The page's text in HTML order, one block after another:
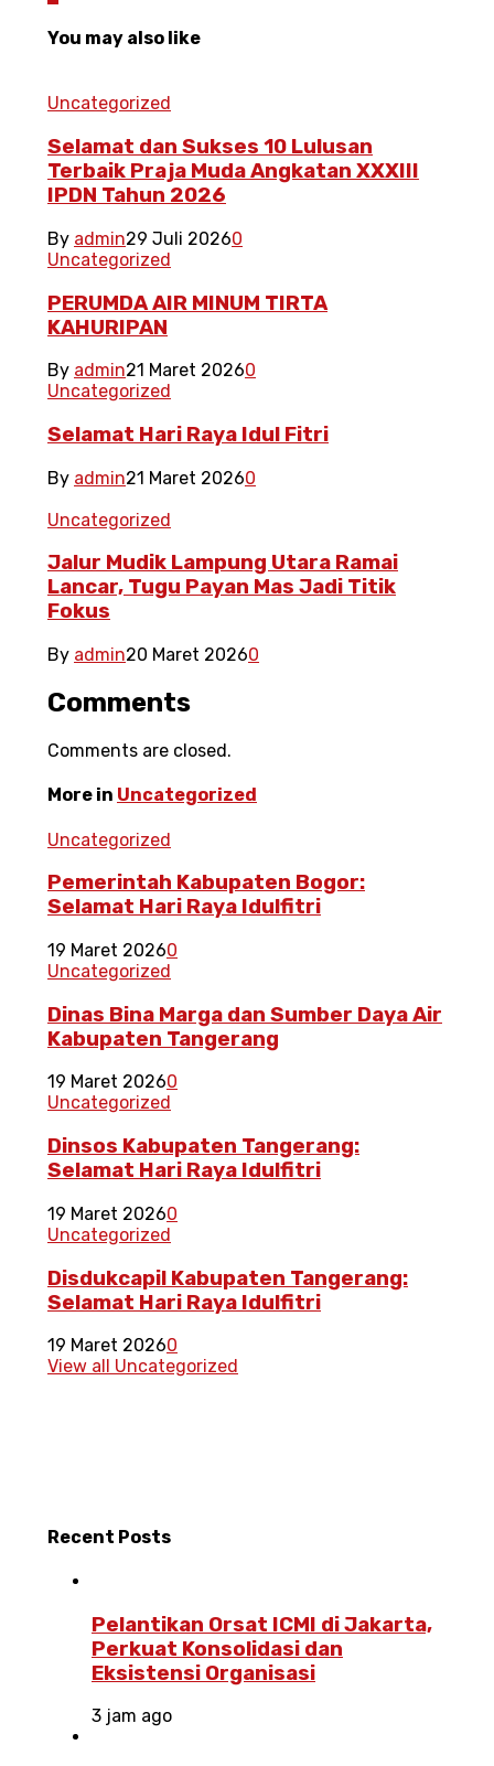
You may also like
Uncategorized
Selamat dan Sukses 10 Lulusan
Terbaik Praja Muda Angkatan XXXIII
IPDN Tahun 2026
By admin29 Juli 20260
Uncategorized
PERUMDA AIR MINUM TIRTA
KAHURIPAN
By admin21 Maret 20260
Uncategorized
Selamat Hari Raya Idul Fitri
By admin21 Maret 20260
Uncategorized
Jalur Mudik Lampung Utara Ramai
Lancar, Tugu Payan Mas Jadi Titik
Fokus
By admin20 Maret 20260
Comments
Comments are closed.
More in Uncategorized
Uncategorized
Pemerintah Kabupaten Bogor:
Selamat Hari Raya Idulfitri
19 Maret 20260
Uncategorized
Dinas Bina Marga dan Sumber Daya Air
Kabupaten Tangerang
19 Maret 20260
Uncategorized
Dinsos Kabupaten Tangerang:
Selamat Hari Raya Idulfitri
19 Maret 20260
Uncategorized
Disdukcapil Kabupaten Tangerang:
Selamat Hari Raya Idulfitri
19 Maret 20260
View all Uncategorized
Recent Posts
Pelantikan Orsat ICMI di Jakarta,
Perkuat Konsolidasi dan
Eksistensi Organisasi
3 jam ago